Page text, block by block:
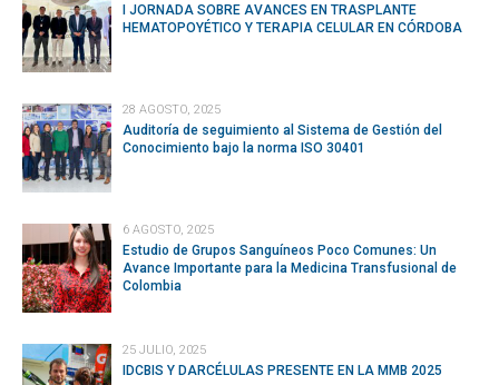
I JORNADA SOBRE AVANCES EN TRASPLANTE
HEMATOPOYÉTICO Y TERAPIA CELULAR EN CÓRDOBA
28 AGOSTO, 2025
Auditoría de seguimiento al Sistema de Gestión del
Conocimiento bajo la norma ISO 30401
6 AGOSTO, 2025
Estudio de Grupos Sanguíneos Poco Comunes: Un
Avance Importante para la Medicina Transfusional de
Colombia
25 JULIO, 2025
IDCBIS Y DARCÉLULAS PRESENTE EN LA MMB 2025